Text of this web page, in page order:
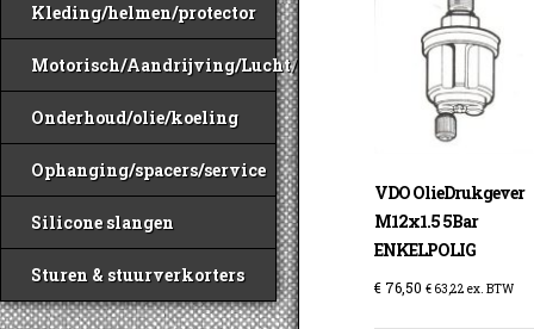
Kleding/helmen/protector
Motorisch/Aandrijving/Lucht/Benzine
Onderhoud/olie/koeling
Ophanging/spacers/service
Silicone slangen
Sturen & stuurverkorters
VDO OlieDrukgever
M12x1.5 5Bar
ENKELPOLIG
€ 76,50 € 63,22 ex. BTW